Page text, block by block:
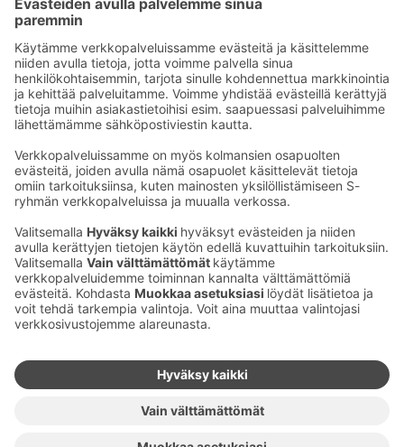
Sähköpostiosoitteet S-ryhmässä ovat muotoa
etunimi.sukunimi@sok.fi
Seuraa meitä:
Muuta evästeasetuksia